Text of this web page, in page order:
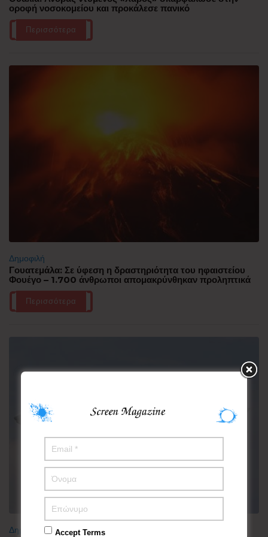
οροφή νοσοκομείου και προκάλεσε πανικό
Περισσότερα
Δημοφιλή
Γουατεμάλα: Σε ύφεση η δραστηριότητα του ηφαιστείου
Φουέγο – 1.700 άνθρωποι απομακρύνθηκαν προληπτικά
Περισσότερα
Δημοφιλή Accept Terms